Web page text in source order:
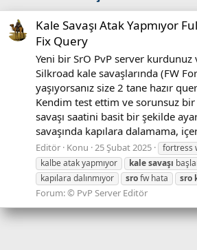
Kale Savaşı Atak Yapmıyor
Fix Query
Yeni bir SrO PvP server kurdunuz
Silkroad kale savaşlarında (FW
yaşıyorsanız size 2 tane hazır
Kendim test ettim ve sorunsuz
savaşı saatini basit bir şekilde
savaşında kapılara dalamama,
Editör Konu 25 Şubat 2025
fortress
kalbe atak yapmıyor
kalesavaşı
kapılara dalınmıyor
srofw hata sro
Forum:© PvP Server Editör